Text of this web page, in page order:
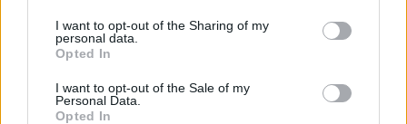
I want to opt-out of the Sharing of my
personal data.
Opted In
I want to opt-out of the Sale of my
Personal Data.
Opted In
(pic)
Είσοδος της γαλλικής Meridiam στην ηλεκτρική διασύνδεση Ελλάδας
– Κύπρου